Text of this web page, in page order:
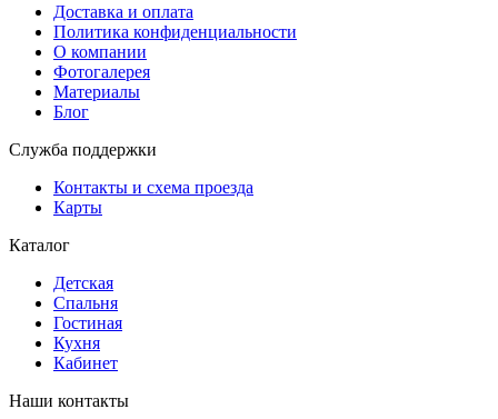
Доставка и оплата
Политика конфиденциальности
О компании
Фотогалерея
Материалы
Блог
Служба поддержки
Контакты и схема проезда
Карты
Каталог
Детская
Спальня
Гостиная
Кухня
Кабинет
Наши контакты